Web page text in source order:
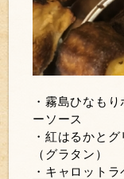
・霧島ひなも
ーソース
・紅はるかと
（グラタン）
・キャロットラ